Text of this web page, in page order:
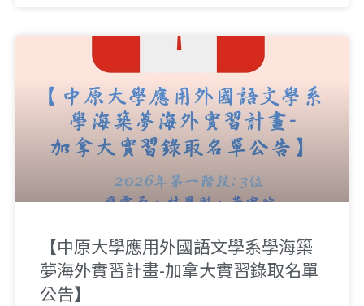
【中原大學應用外國語文學系學海築
夢海外實習計畫-加拿大實習錄取名單
公告】